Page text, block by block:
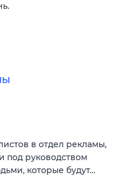
в отдел рекламы,
под руководством
которые будут…